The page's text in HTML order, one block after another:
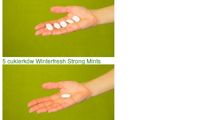
0
prowadzenie samochodu
5 cukierków Winterfresh Strong Mints